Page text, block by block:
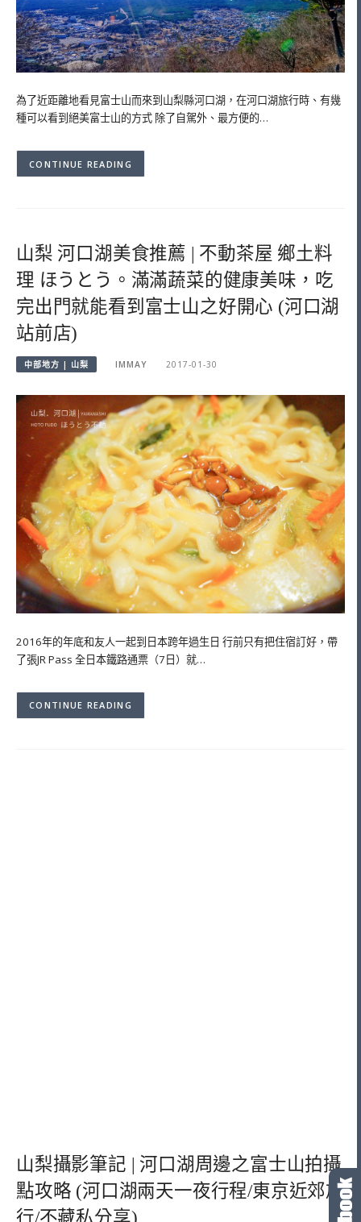
為了近距離地看見富士山而來到山梨縣河口湖，在河口湖旅行時、有幾
種可以看到絕美富士山的方式 除了自駕外、最方便的…
CONTINUE READING
山梨 河口湖美食推薦 | 不動茶屋 鄉土料
理 ほうとう。滿滿蔬菜的健康美味，吃
完出門就能看到富士山之好開心 (河口湖
站前店)
中部地方 | 山梨 IMMAY 2017-01-30
2016年的年底和友人一起到日本跨年過生日 行前只有把住宿訂好，帶
了張JR Pass 全日本鐵路通票（7日）就…
CONTINUE READING
山梨攝影筆記 | 河口湖周邊之富士山拍攝
點攻略 (河口湖兩天一夜行程/東京近郊旅
行/不藏私分享)